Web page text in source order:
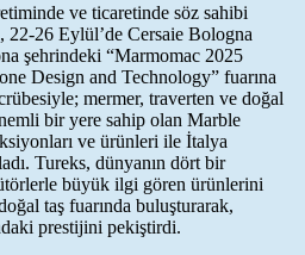
ve ticaretinde söz sahibi
22-26 Eylül’de Cersaie Bologna
şehrindeki “Marmomac 2025
Design and Technology” fuarına
mermer, traverten ve doğal
bir yere sahip olan Marble
ve ürünleri ile İtalya
Tureks, dünyanın dört bir
büyük ilgi gören ürünlerini
taş fuarında buluşturarak,
prestijini pekiştirdi.